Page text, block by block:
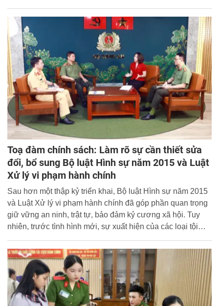
trưởng Cục An ninh chính trị nội bộ đã trao đổi, thông tin về
những nhiệm vụ, giải pháp trọng tâm mà lực lượng Công
an đã triển khai; công tác chủ động phòng ngừa, xử lý hiệu
quả các tình huống phát sinh trong suốt thời gian diễn ra kỳ
thi; những biện pháp nhằm bảo đảm an toàn tuyệt đối đối
với đề thi, dữ liệu phục vụ kỳ thi và các tài liệu thuộc danh
mục bí mật nhà nước; những giải pháp để kịp thời phát
hiện, ngăn chặn, xử lý các hành vi gian lận thi cử bằng
thiết bị công nghệ cao; khuyến nghị đối với thí sinh, phụ
huynh và đội ngũ cán bộ làm công tác thi trong việc nâng
cao ý thức chấp hành pháp luật, thực hiện nghiêm quy chế
thi...
Toạ đàm chính sách: Làm rõ sự cần thiết sửa
đổi, bổ sung Bộ luật Hình sự năm 2015 và Luật
Xử lý vi phạm hành chính
Sau hơn một thập kỷ triển khai, Bộ luật Hình sự năm 2015
và Luật Xử lý vi phạm hành chính đã góp phần quan trọng
giữ vững an ninh, trật tự, bảo đảm kỷ cương xã hội. Tuy
nhiên, trước tình hình mới, sự xuất hiện của các loại tội
nhập quốc tế sâu rộng, việc sửa đổi, bổ sung hai đạo luật
nền tảng này được xác định là yêu cầu cấp thiết nhằm
tháo gỡ các “điểm nghẽn” pháp lý, xây dựng hành lang
pháp lý hiện đại, đồng bộ, minh bạch, đáp ứng yêu cầu
phát triển đất nước trong tình hình mới.